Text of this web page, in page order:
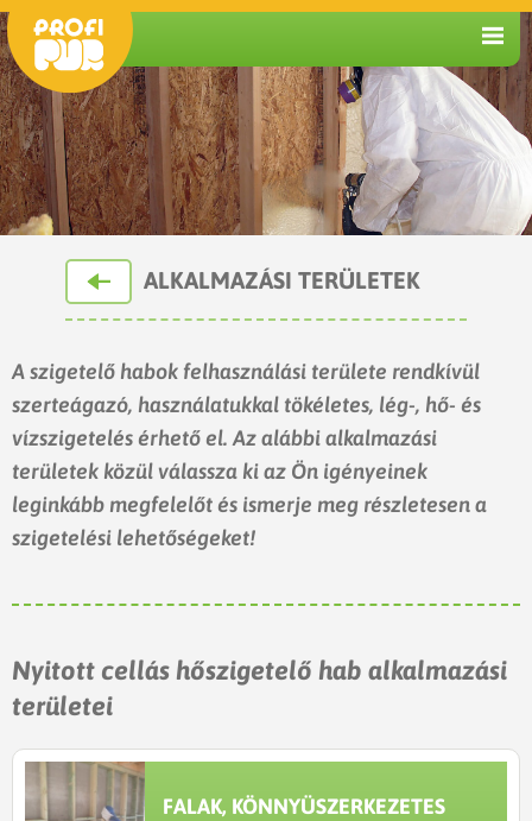
ALKALMAZÁSI TERÜLETEK
A szigetelő habok felhasználási területe rendkívül
szerteágazó, használatukkal tökéletes, lég-, hő- és
vízszigetelés érhető el. Az alábbi alkalmazási
területek közül válassza ki az Ön igényeinek
leginkább megfelelőt és ismerje meg részletesen a
szigetelési lehetőségeket!
Nyitott cellás hőszigetelő hab alkalmazási
területei
FALAK, KÖNNYÜSZERKEZETES